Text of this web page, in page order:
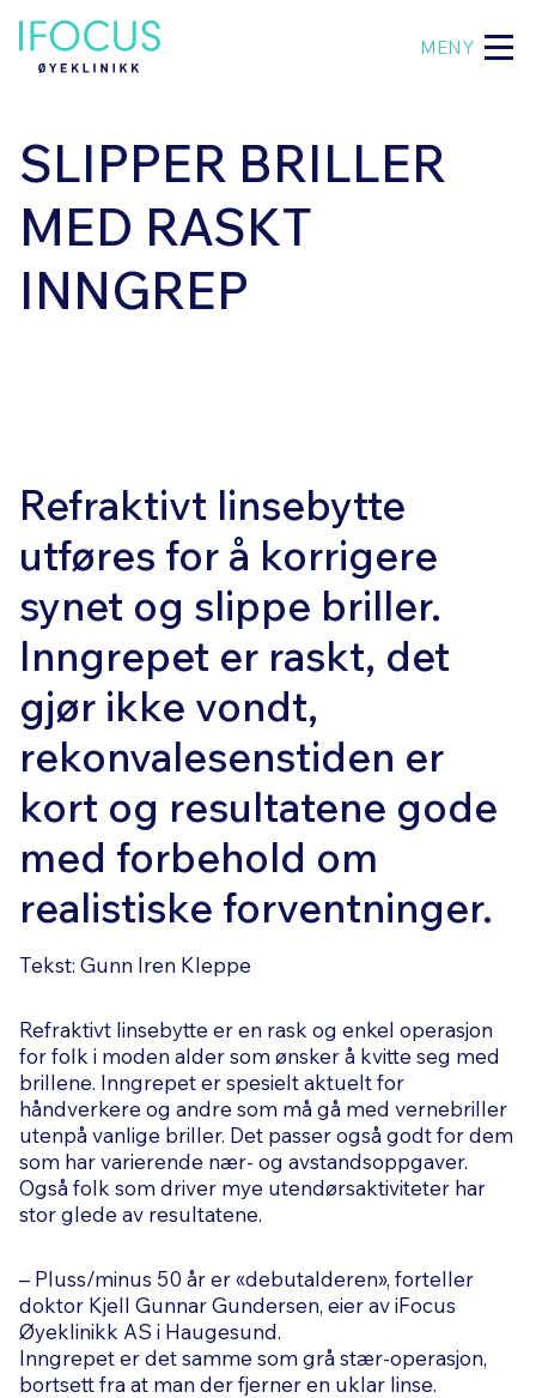
MENY
SLIPPER BRILLER
MED RASKT
INNGREP
Refraktivt linsebytte
utføres for å korrigere
synet og slippe briller.
Inngrepet er raskt, det
gjør ikke vondt,
rekonvalesenstiden er
kort og resultatene gode
med forbehold om
realistiske forventninger.
Tekst: Gunn Iren Kleppe
Refraktivt linsebytte er en rask og enkel operasjon
for folk i moden alder som ønsker å kvitte seg med
brillene. Inngrepet er spesielt aktuelt for
håndverkere og andre som må gå med vernebriller
utenpå vanlige briller. Det passer også godt for dem
som har varierende nær- og avstandsoppgaver.
Også folk som driver mye utendørsaktiviteter har
stor glede av resultatene.
– Pluss/minus 50 år er «debutalderen», forteller
doktor Kjell Gunnar Gundersen, eier av iFocus
Øyeklinikk AS i Haugesund.
Inngrepet er det samme som grå stær-operasjon,
bortsett fra at man der fjerner en uklar linse.